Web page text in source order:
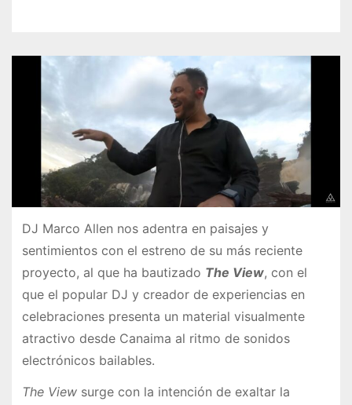
DJ Marco Allen nos adentra en paisajes y
sentimientos con el estreno de su más reciente
proyecto, al que ha bautizado The View, con el
que el popular DJ y creador de experiencias en
celebraciones presenta un material visualmente
atractivo desde Canaima al ritmo de sonidos
electrónicos bailables.
The Viewsurge con la intención de exaltar la